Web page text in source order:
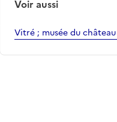
Voir aussi
Vitré ; musée du château